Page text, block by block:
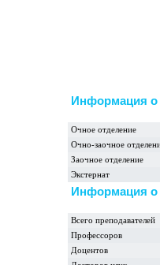
Информация о
Очное отделение
Очно-заочное
Заочное отделение
Экстернат
Информация о
Всего преподавателей
Профессоров
Доцентов